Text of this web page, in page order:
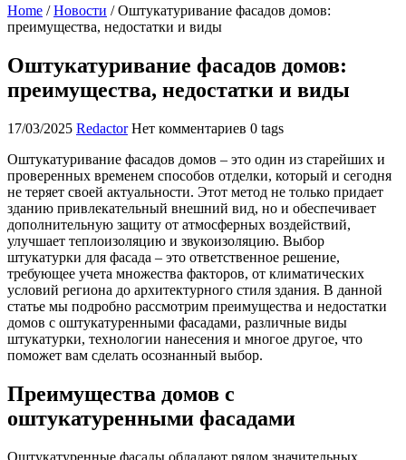
Home /Новости /Оштукатуривание фасадов домов:
преимущества, недостатки и виды
Оштукатуривание фасадов домов:
преимущества, недостатки и виды
17/03/2025 Redactor Нет комментариев 0 tags
Оштукатуривание фасадов домов – это один из старейших и
проверенных временем способов отделки, который и сегодня
не теряет своей актуальности. Этот метод не только придает
зданию привлекательный внешний вид, но и обеспечивает
дополнительную защиту от атмосферных воздействий,
улучшает теплоизоляцию и звукоизоляцию. Выбор
штукатурки для фасада – это ответственное решение,
требующее учета множества факторов, от климатических
условий региона до архитектурного стиля здания. В данной
статье мы подробно рассмотрим преимущества и недостатки
домов с оштукатуренными фасадами, различные виды
штукатурки, технологии нанесения и многое другое, что
поможет вам сделать осознанный выбор.
Преимущества домов с
оштукатуренными фасадами
Оштукатуренные фасады обладают рядом значительных